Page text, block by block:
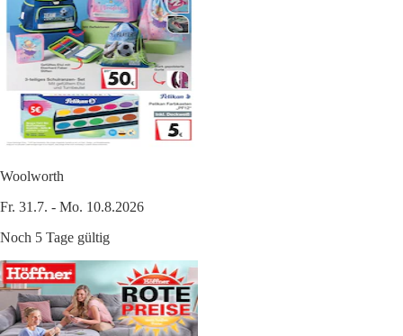
Woolworth
Fr. 31.7. - Mo. 10.8.2026
Noch 5 Tage gültig